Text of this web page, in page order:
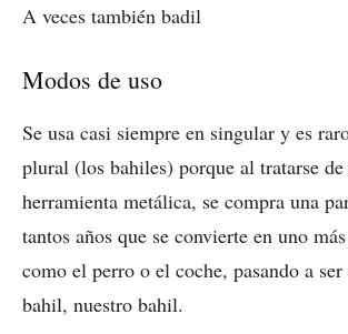
A veces también badil
Modos de uso
Se usa casi siempre en singular y es
plural (los bahiles) porque al tratarse de
herramienta metálica, se compra una
tantos años que se convierte en uno
como el perro o el coche, pasando a
bahil, nuestro bahil.